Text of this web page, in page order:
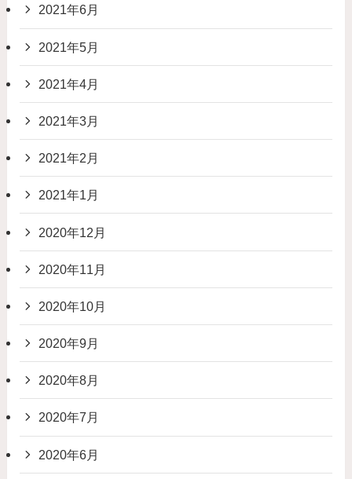
2021年6月
2021年5月
2021年4月
2021年3月
2021年2月
2021年1月
2020年12月
2020年11月
2020年10月
2020年9月
2020年8月
2020年7月
2020年6月